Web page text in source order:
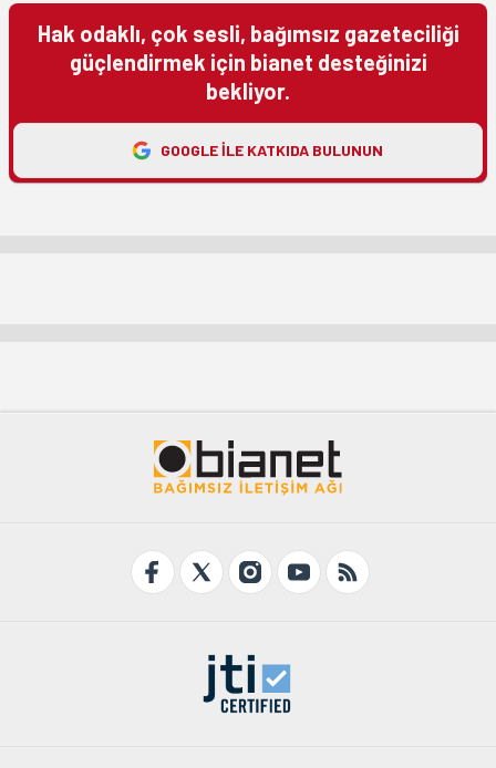
Hak odaklı, çok sesli, bağımsız gazeteciliği
güçlendirmek için bianet desteğinizi
bekliyor.
GOOGLE ILE KATKIDA BULUNUN